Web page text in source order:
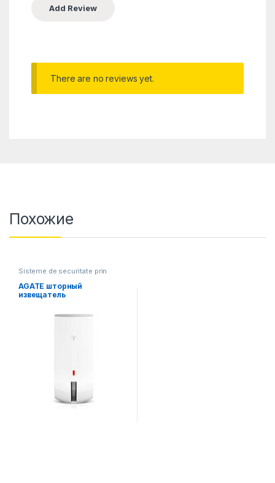
There are no reviews yet.
Похожие
Sisteme de securitate prin
AGATE шторный
извещатель